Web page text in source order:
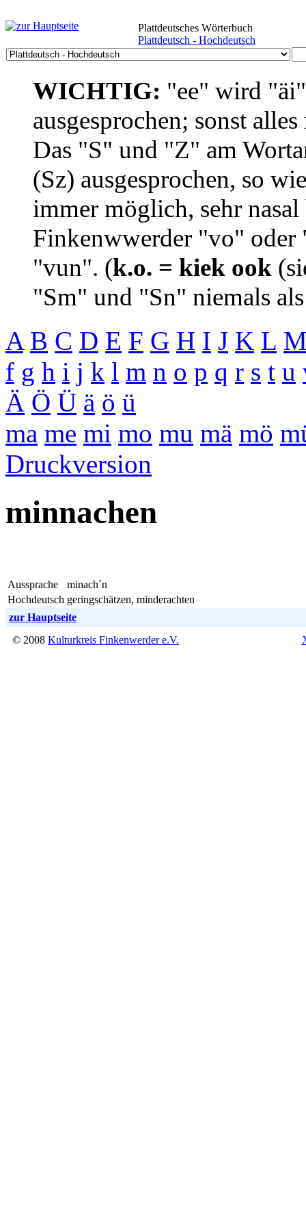
Plattdeutsches Wörterbuch
Plattdeutsch - Hochdeutsch
WICHTIG: "ee" wird
ausgesprochen; sonst
Das "S" und "Z" am
(Sz) ausgesprochen, so
immer möglich, sehr
Finkenwwerder "vo"
"vun". (k.o. = kiek ook
"Sm" und "Sn" niemals
A B C D E F G H I J K L
f g h i j k l m n o p q r s t u
Ä Ö Ü ä ö ü
ma me mi mo mu mä mö
Druckversion
minnachen
Aussprache
minach´n
Hochdeutsch geringschätzen, minderachten
zur Hauptseite
© 2008 Kulturkreis Finkenwerder e.V.